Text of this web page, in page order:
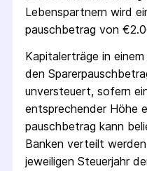
Lebenspartnern wird
pausch­betrag von
Kapitalerträge in
den
unversteuert, sofern
entsprechender Höhe
pausch­betrag kann
Banken verteilt
jeweiligen Steuerjahr